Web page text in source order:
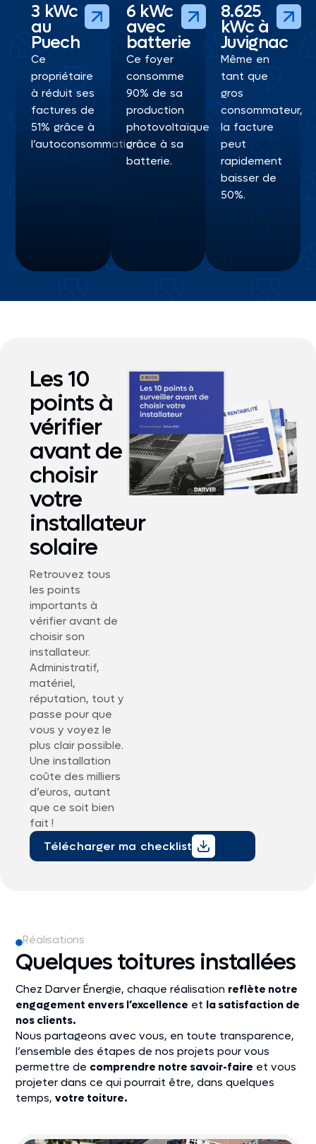
3 kWc
au
Puech
Ce
propriétaire
à réduit ses
factures de
51% grâce à
l’autoconsommation.
6 kWc
avec
batterie
Ce foyer
consomme
90% de sa
production
photovoltaïque
grâce à sa
batterie.
8.625
kWc à
Juvignac
Même en
tant que
gros
consommateur,
la facture
peut
rapidement
baisser de
50%.
Les 10
points à
vérifier
avant de
choisir
votre
installateur
solaire
Retrouvez tous
les points
importants à
vérifier avant de
choisir son
installateur.
Administratif,
matériel,
réputation, tout y
passe pour que
vous y voyez le
plus clair possible.
Une installation
coûte des milliers
d’euros, autant
que ce soit bien
fait !
Télécharger ma checklist
Réalisations
Quelques toitures installées
Chez Darver Énergie, chaque réalisation reflète notre
engagement envers l’excellence et la satisfaction de
nos clients.
Nous partageons avec vous, en toute transparence,
l’ensemble des étapes de nos projets pour vous
permettre de comprendre notre savoir-faire et vous
projeter dans ce qui pourrait être, dans quelques
temps,votre toiture.